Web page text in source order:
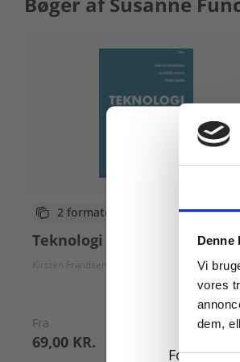
Denne
Vi
vores
dem,
2 formater
Teknologi - en håndbog
Kirsten Frandsen Susanne
Fra
69,00 KR.
Køb
For